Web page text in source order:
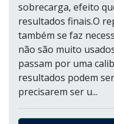
sobrecarga, efeito
resultados finais.O
também se faz
não são muito
passam por uma
resultados podem
precisarem ser u...